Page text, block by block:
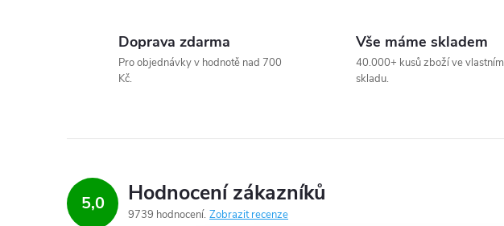
v
ý
p
Doprava zdarma
Pro objednávky v hodnotě nad 700
Kč.
Vše máme skladem
40.000+ kusů zboží ve vlastním
skladu.
5,0 Hodnocení zákazníků
9739 hodnocení Zobrazit recenze